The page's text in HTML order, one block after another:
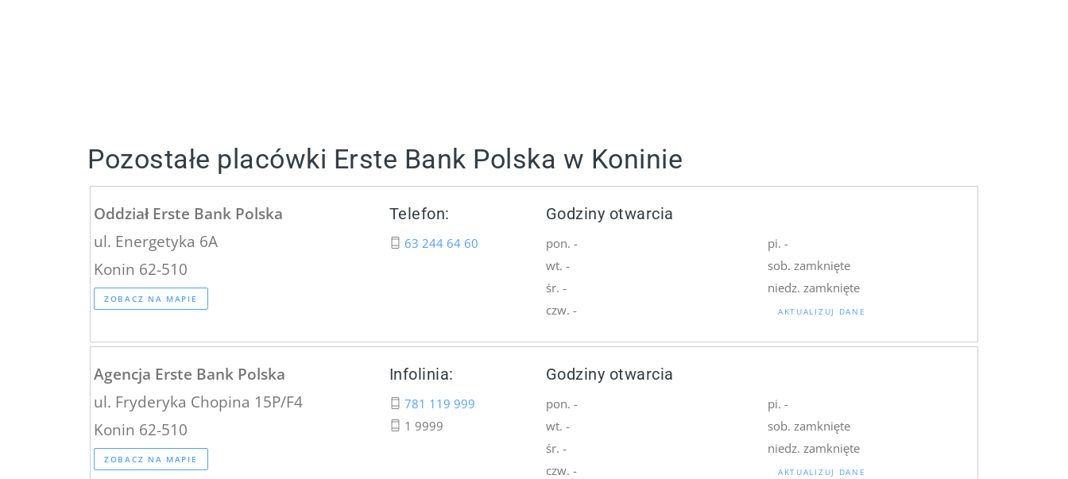
Pozostałe placówki Erste Bank Polska w Koninie
Oddział Erste Bank Polska
ul. Energetyka 6A
Konin 62-510
ZOBACZ NA MAPIE
Telefon:
63 244 64 60
Godziny otwarcia
pon. -
wt. -
śr. -
czw. -
pi. -
sob. zamknięte
niedz. zamknięte
AKTUALIZUJ DANE
Agencja Erste Bank Polska
ul. Fryderyka Chopina 15P/F4
Konin 62-510
ZOBACZ NA MAPIE
Infolinia:
781 119 999
1 9999
Godziny otwarcia
pon. -
wt. -
śr. -
czw. -
pi. -
sob. zamknięte
niedz. zamknięte
AKTUALIZUJ DANE